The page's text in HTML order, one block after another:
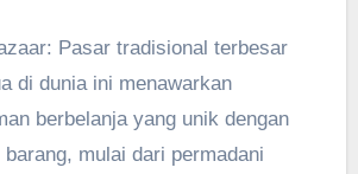
Pasar tradisional terbesar
di dunia ini menawarkan
berbelanja yang unik dengan
barang, mulai dari permadani